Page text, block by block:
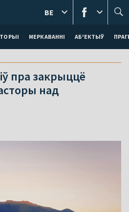
МЕРКАВАННI АБ'ЕКТЫЎ
BE
пра закрыццё
над